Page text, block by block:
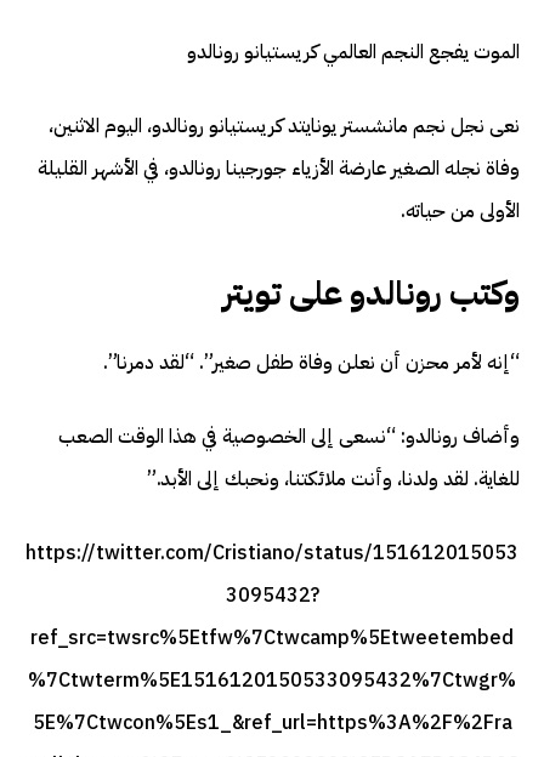
الموت يفجع النجم العالمي كريستيانو رونالدو
نعى نجل نجم مانشستر يونايتد كريستيانو رونالدو، اليوم الاثنين،
وفاة نجله الصغير عارضة الأزياء جورجينا رونالدو، في الأشهر القليلة
الأولى من حياته.
وكتب رونالدو على تويتر
“إنه لأمر محزن أن نعلن وفاة طفل صغير”. “لقد دمرنا”.
وأضاف رونالدو: “نسعى إلى الخصوصية في هذا الوقت الصعب
للغاية. لقد ولدنا، وأنت ملائكتنا، ونحبك إلى الأبد.”
https://twitter.com/Cristiano/status/151612015053
3095432?
ref_src=twsrc%5Etfw%7Ctwcamp%5Etweetembed
%7Ctwterm%5E1516120150533095432%7Ctwgr%
5E%7Ctwcon%5Es1_&ref_url=https%3A%2F%2Fra